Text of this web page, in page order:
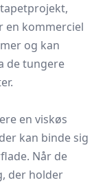
en kommerciel
og kan
de tungere
en viskøs
kan binde sig
Når de
der holder